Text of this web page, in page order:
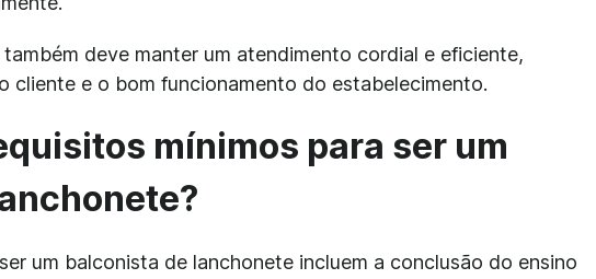
deve manter um atendimento cordial e eficiente,
cliente e o bom funcionamento do estabelecimento.
mínimos para ser um
um balconista de lanchonete incluem a conclusão do ensino